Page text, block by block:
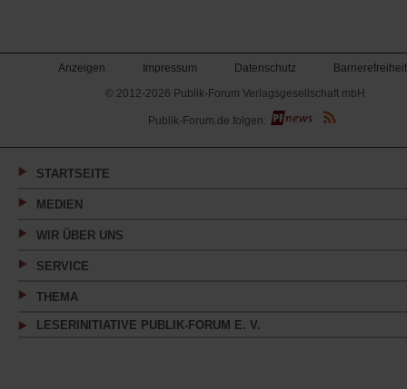
Anzeigen Impressum Datenschutz
Barrierefreiheit
© 2012-2026 Publik-Forum Verlagsgesellschaft mbH
(Öffnet
in
neuen
Publik-Forum.de folgen:
STARTSEITE
MEDIEN
WIR ÜBER UNS
SERVICE
THEMA
LESERINITIATIVE PUBLIK-FORUM E. V.